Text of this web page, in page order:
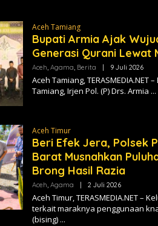
M
E
D
Aceh Tamiang
Bupati Armia Ajak
Generasi Qurani Lewat
Aceh, Agama, Berita 9 Juli 2026O
L
E
H
M
D
Aceh Tamiang, TERASMEDIA.NET
Tamiang, Irjen Pol. (P) Drs. Armia
Aceh Timur
Beri Efek Jera, Polsek
Barat Musnahkan
Brong Hasil Razia
Aceh, Agama 2 Juli 2026O
E
H
Aceh Timur, TERASMEDIA.NET –
terkait maraknya penggunaan
(bising)